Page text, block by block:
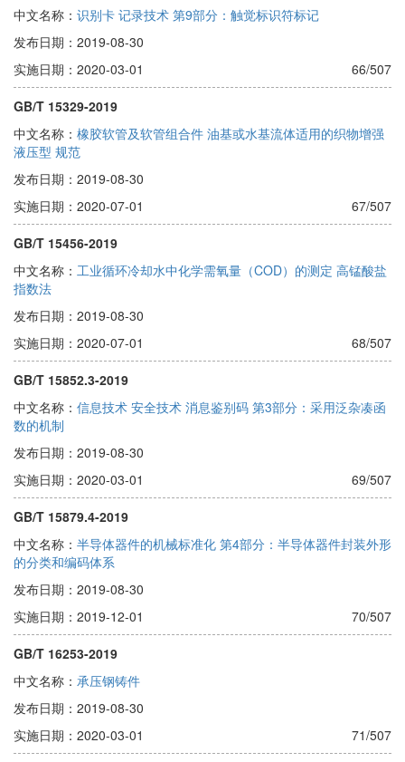
中文名称： 识别卡 记录技术 第9部分：触觉标识符标记
发布日期：2019-08-30
实施日期：2020-03-01
66/507
GB/T 15329-2019
中文名称： 橡胶软管及软管组合件 油基或水基流体适用的织物增强
液压型 规范
发布日期：2019-08-30
实施日期：2020-07-01
67/507
GB/T 15456-2019
中文名称： 工业循环冷却水中化学需氧量（COD）的测定 高锰酸盐
指数法
发布日期：2019-08-30
实施日期：2020-07-01
68/507
GB/T 15852.3-2019
中文名称： 信息技术 安全技术 消息鉴别码 第3部分：采用泛杂凑函
数的机制
发布日期：2019-08-30
实施日期：2020-03-01
69/507
GB/T 15879.4-2019
中文名称： 半导体器件的机械标准化 第4部分：半导体器件封装外形
的分类和编码体系
发布日期：2019-08-30
实施日期：2019-12-01
70/507
GB/T 16253-2019
中文名称： 承压钢铸件
发布日期：2019-08-30
实施日期：2020-03-01
71/507